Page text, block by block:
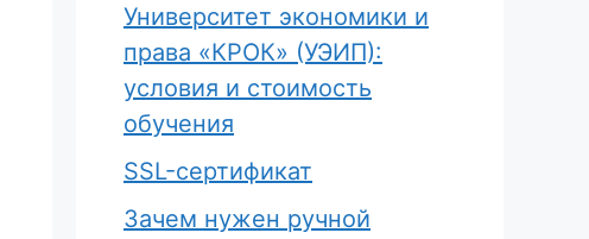
Университет экономики и
права «КРОК» (УЭИП):
условия и стоимость
обучения
SSL-сертификат
Зачем нужен ручной